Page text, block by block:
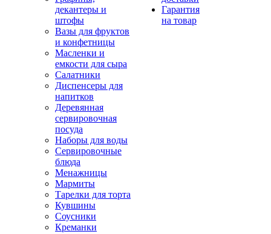
декантеры и
штофы
Вазы для фруктов
и конфетницы
Масленки и
емкости для сыра
Салатники
Диспенсеры для
напитков
Деревянная
сервировочная
посуда
Наборы для воды
Сервировочные
блюда
Менажницы
Мармиты
Тарелки для торта
Кувшины
Соусники
Креманки
Гарантия
на товар